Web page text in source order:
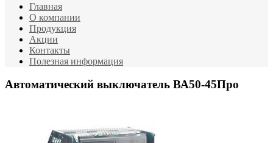
Главная
О компании
Продукция
Акции
Контакты
Полезная информация
Автоматический выключатель ВА50-45Про